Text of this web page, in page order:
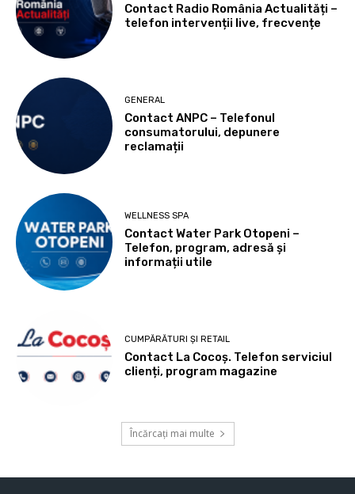
Contact Radio România Actualități –
telefon intervenții live, frecvențe
GENERAL
Contact ANPC – Telefonul
consumatorului, depunere
reclamații
WELLNESS SPA
Contact Water Park Otopeni –
Telefon, program, adresă și
informații utile
CUMPĂRĂTURI ȘI RETAIL
Contact La Cocoș. Telefon serviciul
clienți, program magazine
Încărcați mai multe